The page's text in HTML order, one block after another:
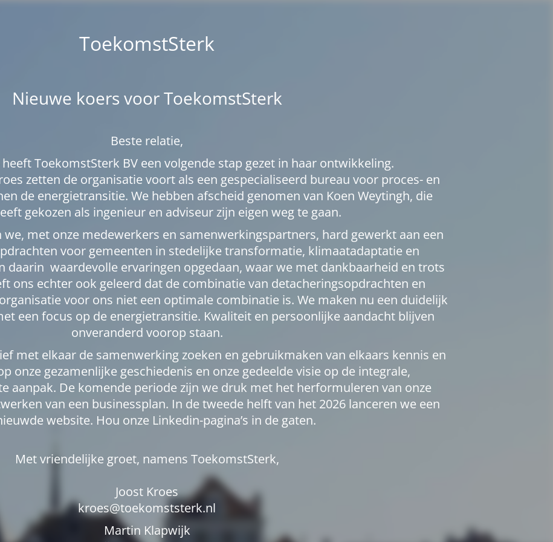
ToekomstSterk
Nieuwe koers voor ToekomstSterk
Beste relatie,
heeft ToekomstSterk BV een volgende stap gezet in haar ontwikkeling.
zetten de organisatie voort als een gespecialiseerd bureau voor proces- en
de energietransitie. We hebben afscheid genomen van Koen Weytingh, die
gekozen als ingenieur en adviseur zijn eigen weg te gaan.
we, met onze medewerkers en samenwerkingspartners, hard gewerkt aan een
voor gemeenten in stedelijke transformatie, klimaatadaptatie en
daarin waardevolle ervaringen opgedaan, waar we met dankbaarheid en trots
ons echter ook geleerd dat de combinatie van detacheringsopdrachten en
voor ons niet een optimale combinatie is. We maken nu een duidelijk
een focus op de energietransitie. Kwaliteit en persoonlijke aandacht blijven
onveranderd voorop staan.
met elkaar de samenwerking zoeken en gebruikmaken van elkaars kennis en
onze gezamenlijke geschiedenis en onze gedeelde visie op de integrale,
aanpak. De komende periode zijn we druk met het herformuleren van onze
van een businessplan. In de tweede helft van het 2026 lanceren we een
website. Hou onze Linkedin-pagina’s in de gaten.
Met vriendelijke groet, namens ToekomstSterk,
Joost Kroes
kroes@toekomststerk.nl
Martin Klapwijk